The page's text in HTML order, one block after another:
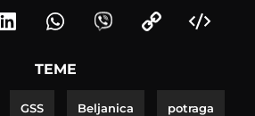
TEME
GSS Beljanica potraga